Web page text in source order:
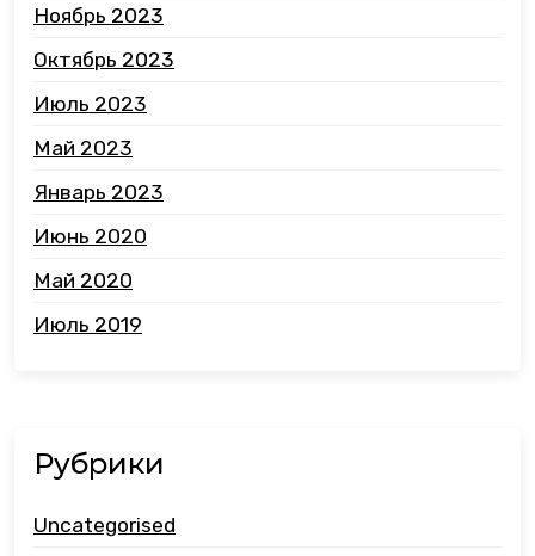
Ноябрь 2023
Октябрь 2023
Июль 2023
Май 2023
Январь 2023
Июнь 2020
Май 2020
Июль 2019
Рубрики
Uncategorised